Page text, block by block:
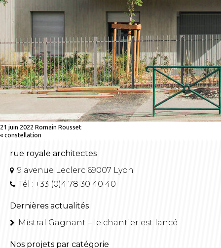
21 juin 2022 Romain Rousset
« constellation
rue royale architectes
9 avenue Leclerc 69007 Lyon
Tél : +33 (0)4 78 30 40 40
Dernières actualités
Mistral Gagnant – le chantier est lancé
Nos projets par catégorie